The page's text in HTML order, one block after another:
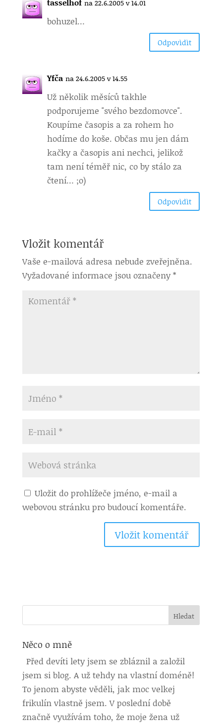
na 22.6.2005 v 14.01
bohuzel…
Odpovìdìt
Yfča na 24.6.2005 v 14.55
Už několik měsíců takhle
podporujeme "svého bezdomovce".
Koupíme časopis a za rohem ho
hodíme do koše. Občas mu jen dám
kačky a časopis ani nechci, jelikož
tam není téměř nic, co by stálo za
čtení… ;o)
Odpovìdìt
Vložit komentář
Vaše e-mailová adresa nebude zveřejněna.
Vyžadované informace jsou označeny*
Uložit do prohlížeče jméno, e-mail a
webovou stránku pro budoucí komentáře.
Něco o mně
Před devíti lety jsem se zbláznil a založil
jsem si blog. A už tehdy na vlastní doméně!
To jenom abyste věděli, jak moc velkej
frikulín vlastně jsem. V poslední době
značně využívám toho, že moje žena už